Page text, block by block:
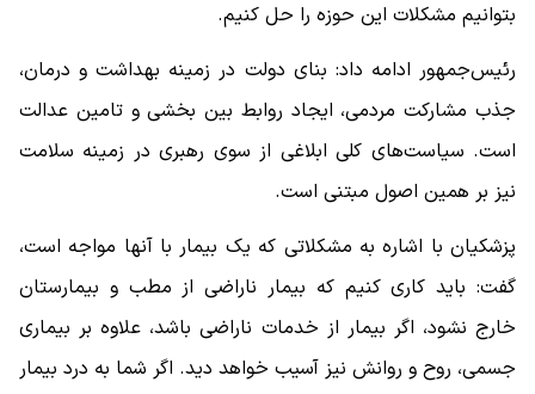
بتوانیم مشکلات این حوزه را حل کنیم.
رئیس‌جمهور ادامه داد: بنای دولت در زمینه بهداشت و درمان،
جذب مشارکت مردمی، ایجاد روابط بین بخشی و تامین عدالت
است. سیاست‌های کلی ابلاغی از سوی رهبری در زمینه سلامت
نیز بر همین اصول مبتنی است.
پزشکیان با اشاره به مشکلاتی که یک بیمار با آنها مواجه است،
گفت: باید کاری کنیم که بیمار ناراضی از مطب و بیمارستان
خارج نشود، اگر بیمار از خدمات ناراضی باشد، علاوه بر بیماری
جسمی، روح و روانش نیز آسیب خواهد دید. اگر شما به درد بیمار